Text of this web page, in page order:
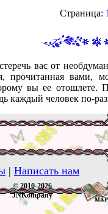
Страница:
вас от
прочитанная вами,
вы ее отошлете.
каждый человек по-
| Написать нам
© 2010-2026
JNKompany